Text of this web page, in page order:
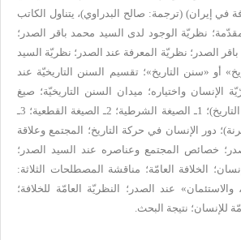
في إيران) (ترجمة: صالح البدراوي)، يتناول الكاتب
مقدّمة؛ نظريّة الوجود لدى السيد محمد باقر الصدر؛
باقر الصدر؛ نظريّة المعرفة عند الصدر؛ نظريّة السيد
أو «سنن التاريخ»؛ تقسيم السنن التاريخيّة عند
الإنسان واختياره؛ ميدان السنن التاريخيّة؛ صيغ
السنن التاريخيّة (فلسفة التاريخ)؛ 1ـ الصيغة الشرطية؛ 2ـ الصيغة القطعية؛ 3ـ
دور الإنسان في حركة التاريخ؛ المجتمع وعلاقة
خصائص المجتمع وعناصره عند السيد الصدر؛
الخلافة العامّة؛ مناقشة المصطلحات الثلاثة:
والاستئمان» عند الصدر؛ النظريّة العامّة للخلافة؛
للإنسان؛ نتيجة البحث.